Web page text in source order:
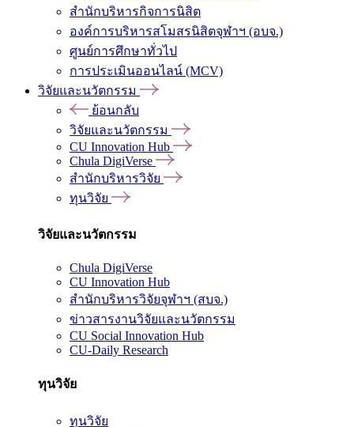
สำนักบริหารกิจการนิสิต
องค์การบริหารสโมสรนิสิตจุฬาฯ (อบจ.)
ศูนย์การศึกษาทั่วไป
การประเมินออนไลน์ (MCV)
วิจัยและนวัตกรรม
ย้อนกลับ
วิจัยและนวัตกรรม
CU Innovation Hub
Chula DigiVerse
สำนักบริหารวิจัย
ทุนวิจัย
วิจัยและนวัตกรรม
Chula DigiVerse
CU Innovation Hub
สำนักบริหารวิจัยจุฬาฯ (สบจ.)
ข่าวสารงานวิจัยและนวัตกรรม
CU Social Innovation Hub
CU-Daily Research
ทุนวิจัย
ทุนวิจัย